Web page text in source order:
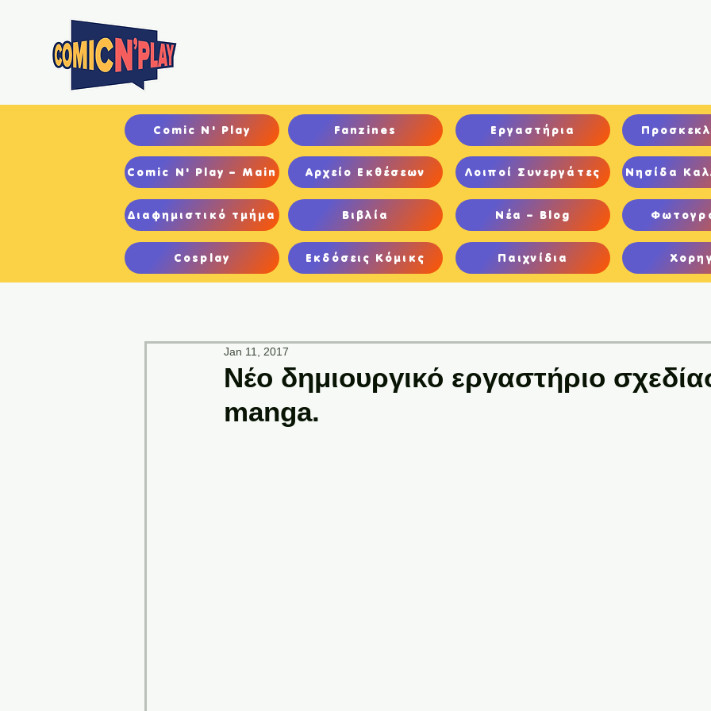
Comic N' Play Fanzines Εργαστήρια
Comic N' Play – Main Αρχείο Εκθέσεων Λοιποί Συνεργάτες Νησίδα
Διαφημιστικό τμήμα Βιβλία
Cosplay Εκδόσεις Κόμικς
Νέα – Blog
Παιχνίδια
Νέο δημιουργικό εργαστήριο
manga.
Jan 11, 2017